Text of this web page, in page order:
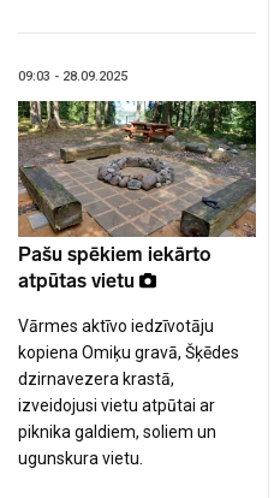
09:03 - 28.09.2025
Pašu spēkiem iekārto
atpūtas vietu
Vārmes aktīvo iedzīvotāju
kopiena Omiķu gravā, Šķēdes
dzirnavezera krastā,
izveidojusi vietu atpūtai ar
piknika galdiem, soliem un
ugunskura vietu.